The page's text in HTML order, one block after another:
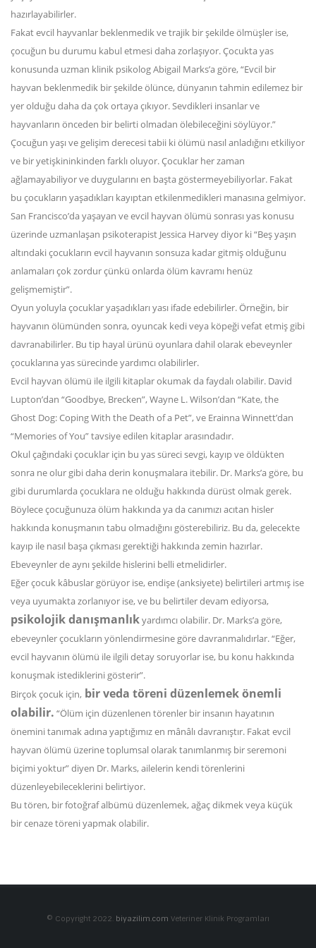
hazırlayabilirler.
Fakat evcil hayvanlar beklenmedik ve trajik bir şekilde ölmüşler ise,
çocuğun bu durumu kabul etmesi daha zorlaşıyor. Çocukta yas
konusunda uzman klinik psikolog Abigail Marks’a göre, “Evcil bir
hayvan beklenmedik bir şekilde ölünce, dünyanın tahmin edilemez bir
yer olduğu daha da çok ortaya çıkıyor. Sevdikleri insanlar ve
hayvanların önceden bir belirti olmadan ölebileceğini söylüyor.”
Çocuğun yaşı ve gelişim derecesi tabii ki ölümü nasıl anladığını etkiliyor
ve bir yetişkininkinden farklı oluyor. Çocuklar her zaman
ağlamayabiliyor ve duygularını en başta göstermeyebiliyorlar. Fakat
bu çocukların yaşadıkları kayıptan etkilenmedikleri manasına gelmiyor.
San Francisco’da yaşayan ve evcil hayvan ölümü sonrası yas konusu
üzerinde uzmanlaşan psikoterapist Jessica Harvey diyor ki “Beş yaşın
altındaki çocukların evcil hayvanın sonsuza kadar gitmiş olduğunu
anlamaları çok zordur çünkü onlarda ölüm kavramı henüz
gelişmemiştir”.
Oyun yoluyla çocuklar yaşadıkları yası ifade edebilirler. Örneğin, bir
hayvanın ölümünden sonra, oyuncak kedi veya köpeği vefat etmiş gibi
davranabilirler. Bu tip hayal ürünü oyunlara dahil olarak ebeveynler
çocuklarına yas sürecinde yardımcı olabilirler.
Evcil hayvan ölümü ile ilgili kitaplar okumak da faydalı olabilir. David
Lupton’dan “Goodbye, Brecken”, Wayne L. Wilson’dan “Kate, the
Ghost Dog: Coping With the Death of a Pet”, ve Erainna Winnett’dan
“Memories of You” tavsiye edilen kitaplar arasındadır.
Okul çağındaki çocuklar için bu yas süreci sevgi, kayıp ve öldükten
sonra ne olur gibi daha derin konuşmalara itebilir. Dr. Marks’a göre, bu
gibi durumlarda çocuklara ne olduğu hakkında dürüst olmak gerek.
Böylece çocuğunuza ölüm hakkında ya da canımızı acıtan hisler
hakkında konuşmanın tabu olmadığını gösterebiliriz. Bu da, gelecekte
kayıp ile nasıl başa çıkması gerektiği hakkında zemin hazırlar.
Ebeveynler de aynı şekilde hislerini belli etmelidirler.
Eğer çocuk kâbuslar görüyor ise, endişe (anksiyete) belirtileri artmış ise
veya uyumakta zorlanıyor ise, ve bu belirtiler devam ediyorsa,
psikolojik danışmanlıkyardımcı olabilir. Dr. Marks’a göre,
ebeveynler çocukların yönlendirmesine göre davranmalıdırlar. “Eğer,
evcil hayvanın ölümü ile ilgili detay soruyorlar ise, bu konu hakkında
konuşmak istediklerini gösterir”.
Birçok çocuk için, bir veda töreni düzenlemek önemli
olabilir. “Ölüm için düzenlenen törenler bir insanın hayatının
önemini tanımak adına yaptığımız en mânâlı davranıştır. Fakat evcil
hayvan ölümü üzerine toplumsal olarak tanımlanmış bir seremoni
biçimi yoktur” diyen Dr. Marks, ailelerin kendi törenlerini
düzenleyebileceklerini belirtiyor.
Bu tören, bir fotoğraf albümü düzenlemek, ağaç dikmek veya küçük
bir cenaze töreni yapmak olabilir.
© Copyright 2022. biyazilim.com Veteriner Klinik Programları